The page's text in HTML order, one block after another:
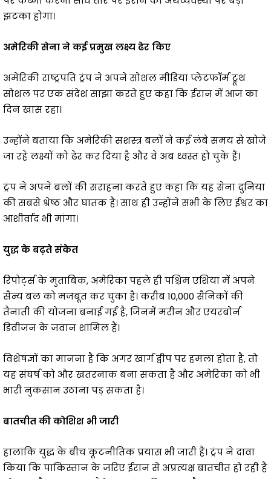
झटका होगा।
अमेरिकी सेना ने कई प्रमुख लक्ष्य ढेर किए
अमेरिकी राष्ट्रपति ट्रंप ने अपने सोशल मीडिया प्लेटफॉर्म ट्रूथ
सोशल पर एक संदेश साझा करते हुए कहा कि ईरान में आज का
दिन खास रहा।
उन्होंने बताया कि अमेरिकी सशस्त्र बलों ने कई लंबे समय से खोजे
जा रहे लक्ष्यों को ढेर कर दिया है और वे अब ध्वस्त हो चुके हैं।
ट्रंप ने अपने बलों की सराहना करते हुए कहा कि यह सेना दुनिया
की सबसे श्रेष्ठ और घातक है। साथ ही उन्होंने सभी के लिए ईश्वर का
आशीर्वाद भी मांगा।
युद्ध के बढ़ते संकेत
रिपोर्ट्स के मुताबिक, अमेरिका पहले ही पश्चिम एशिया में अपने
सैन्य बल को मजबूत कर चुका है। करीब 10,000 सैनिकों की
तैनाती की योजना बनाई गई है, जिनमें मरीन और एयरबोर्न
डिवीजन के जवान शामिल हैं।
विशेषज्ञों का मानना है कि अगर खार्ग द्वीप पर हमला होता है, तो
यह संघर्ष को और खतरनाक बना सकता है और अमेरिका को भी
भारी नुकसान उठाना पड़ सकता है।
बातचीत की कोशिश भी जारी
हालांकि युद्ध के बीच कूटनीतिक प्रयास भी जारी हैं। ट्रंप ने दावा
किया कि पाकिस्तान के जरिए ईरान से अप्रत्यक्ष बातचीत हो रही है